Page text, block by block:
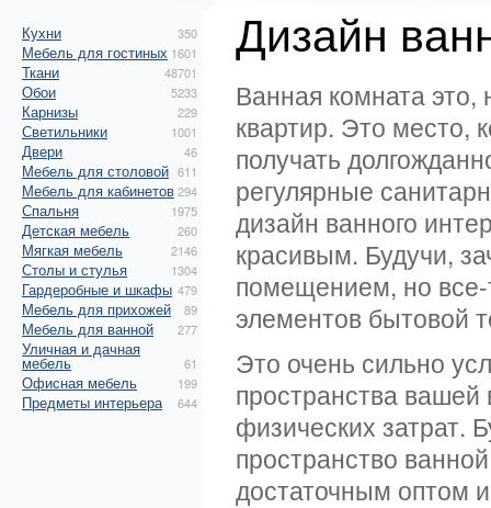
Кухни 350
Мебель для гостиных 1601
Ткани 48701
Обои 5233
Карнизы 229
Светильники 1001
Двери 46
Мебель для столовой 611
Мебель для кабинетов294
Спальня 1975
Детская мебель 260
Мягкая мебель 2146
Столы и стулья 1304
Гардеробные и шкафы 479
Мебель для прихожей 89
Мебель для ванной 277
Уличная и дачная
мебель 61
Офисная мебель 199
Предметы интерьера 644
Дизайн
Ванная комната
квартир. Это место,
получать
регулярные
дизайн ванного
красивым. Будучи,
помещением, но все-
элементов бытовой
Это очень сильно
пространства вашей
физических затрат.
пространство
достаточным оптом